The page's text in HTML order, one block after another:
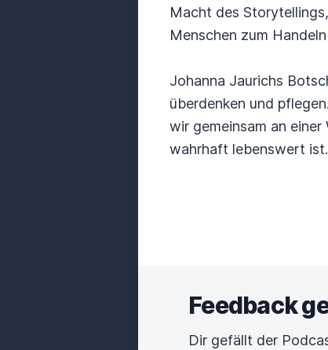
Macht des
Menschen zum
Johanna Jaurichs
überdenken und
wir gemeinsam an
wahrhaft lebenswert ist.
Feedback
Dir gefällt der